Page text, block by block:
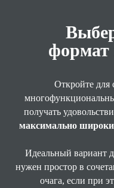
формат
Откройте для
получать
максимально
Идеальный вариант
нужен простор в
очага, если при